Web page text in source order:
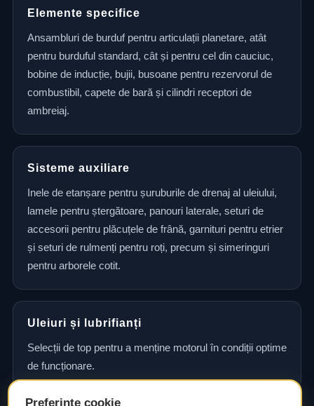
Elemente specifice
Ansambluri de burduf pentru articulații planetare, atât
pentru burduful standard, cât și pentru cel din cauciuc,
bobine de inducție, bujii, busoane pentru rezervorul de
combustibil, capete de bară și cilindri receptori de
ambreiaj.
Sisteme auxiliare
Inele de etanșare pentru șuruburile de drenaj al uleiului,
lamele pentru ștergătoare, panouri laterale, seturi de
accesorii pentru plăcuțele de frână, garnituri pentru etrier
și seturi de rulmenți pentru roți, precum și simeringuri
pentru arborele cotit.
Uleiuri și lubrifianți
Selecții de top pentru a menține motorul în condiții optime
de funcționare.
Preferințe cookie